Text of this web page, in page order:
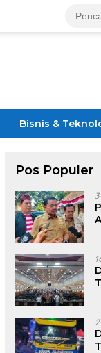
Bisnis &
Pos Populer